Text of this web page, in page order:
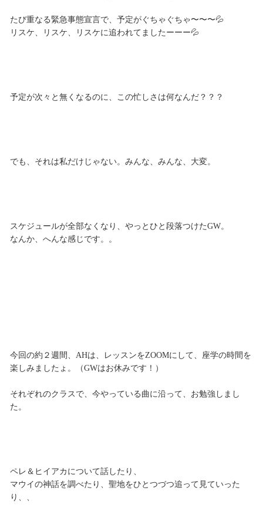
たび重なる緊急事態宣言で、予定がぐちゃぐちゃ〜〜〜💦
リスケ、リスケ、リスケに追われてましたーーー💦
予定が次々と無くなるのに、この忙しさは何なんだ？？？
でも、それは私だけじゃない。みんな、みんな、大変。
スケジュールが全部なくなり、やっとひと段落つけたGW。
なんか、へんな感じです。。
今回の約２週間、AHは、レッスンをZOOMにして、座学の時間を
楽しみましたょ。（GWはお休みです！）
それぞれのクラスで、今やっている曲に沿って、お勉強しまし
た。
ペレ＆ヒイアカについて話したり、
マウイの神話を調べたり、聖地をひとつづつ追って見ていった
り、、